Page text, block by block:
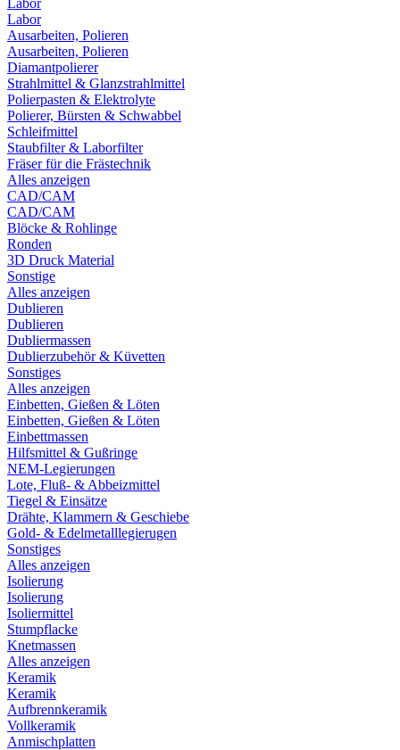
Labor
Labor
Ausarbeiten, Polieren
Ausarbeiten, Polieren
Diamantpolierer
Strahlmittel & Glanzstrahlmittel
Polierpasten & Elektrolyte
Polierer, Bürsten & Schwabbel
Schleifmittel
Staubfilter & Laborfilter
Fräser für die Frästechnik
Alles anzeigen
CAD/CAM
CAD/CAM
Blöcke & Rohlinge
Ronden
3D Druck Material
Sonstige
Alles anzeigen
Dublieren
Dublieren
Dubliermassen
Dublierzubehör & Küvetten
Sonstiges
Alles anzeigen
Einbetten, Gießen & Löten
Einbetten, Gießen & Löten
Einbettmassen
Hilfsmittel & Gußringe
NEM-Legierungen
Lote, Fluß- & Abbeizmittel
Tiegel & Einsätze
Drähte, Klammern & Geschiebe
Gold- & Edelmetalllegierugen
Sonstiges
Alles anzeigen
Isolierung
Isolierung
Isoliermittel
Stumpflacke
Knetmassen
Alles anzeigen
Keramik
Keramik
Aufbrennkeramik
Vollkeramik
Anmischplatten